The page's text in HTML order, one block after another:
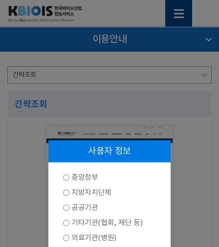
이용안내
간략조회
사용자 정보
중앙정부
지방자치단체
공공기관
기타기관(협회, 재단 등)
의료기관(병원)